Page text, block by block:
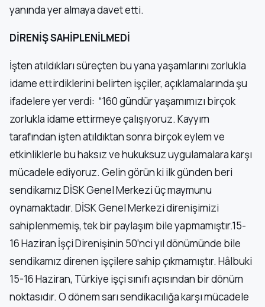
yanında yer almaya davet etti.
DİRENİŞ SAHİPLENİLMEDİ
İşten atıldıkları süreçten bu yana yaşamlarını zorlukla
idame ettirdiklerini belirten işçiler, açıklamalarında şu
ifadelere yer verdi: “160 gündür yaşamımızı birçok
zorlukla idame ettirmeye çalışıyoruz. Kayyım
tarafından işten atıldıktan sonra birçok eylem ve
etkinliklerle bu haksız ve hukuksuz uygulamalara karşı
mücadele ediyoruz. Gelin görün ki ilk günden beri
sendikamız DİSK Genel Merkezi üç maymunu
oynamaktadır. DİSK Genel Merkezi direnişimizi
sahiplenmemiş, tek bir paylaşım bile yapmamıştır.15-
16 Haziran İşçi Direnişinin 50’nci yıl dönümünde bile
sendikamız direnen işçilere sahip çıkmamıştır. Hâlbuki
15-16 Haziran, Türkiye işçi sınıfı açısından bir dönüm
noktasıdır. O dönem sarı sendikacılığa karşı mücadele